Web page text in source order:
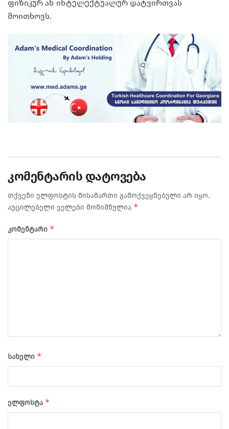
ფიზიკურ ან ინტელექტუალურ დატვირთვას
მოითხოვს.
კომენტარის დატოვება
თქვენი ელფოსტის მისამართი გამოქვეყნებული არ იყო.
აუცილებელი ველები მონიშნულია *
კომენტარი *
სახელი *
ელფოსტა *